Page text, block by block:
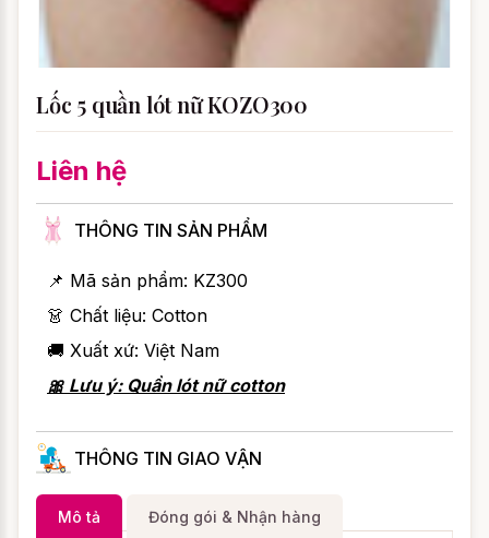
Lốc 5 quần lót nữ KOZO300
Liên hệ
THÔNG TIN SẢN PHẨM
📌 Mã sản phẩm: KZ300
👗 Chất liệu: Cotton
🚚 Xuất xứ: Việt Nam
🎀 Lưu ý: Quần lót nữ cotton
THÔNG TIN GIAO VẬN
Mô tả Đóng gói & Nhận hàng